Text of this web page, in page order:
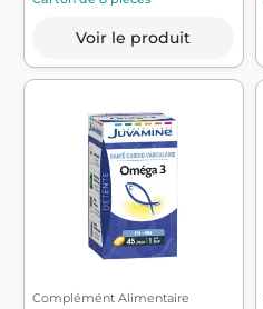
Voir le produit
Complémént Alimentaire